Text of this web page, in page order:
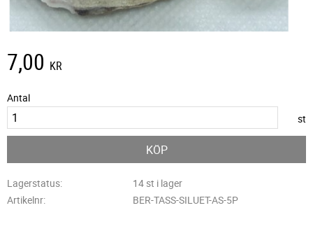
7,00 KR
Antal
st
KÖP
Lagerstatus
14 st i lager
Artikelnr
BER-TASS-SILUET-AS-5P